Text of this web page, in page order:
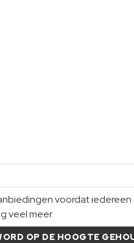
voordat
veel meer.
OP DE HOOGTE